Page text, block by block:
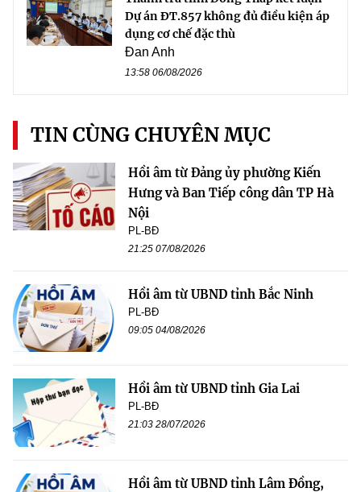
Dự án ĐT.857 không đủ điều kiện áp
dụng cơ chế đặc thù
Đan Anh
13:58 06/08/2026
TIN CÙNG CHUYÊN MỤC
Hồi âm từ Đảng ủy phường Kiến
Hưng và Ban Tiếp công dân TP Hà
Nội
PL-BĐ
21:25 07/08/2026
Hồi âm từ UBND tỉnh Bắc Ninh
PL-BĐ
09:05 04/08/2026
Hồi âm từ UBND tỉnh Gia Lai
PL-BĐ
21:03 28/07/2026
Hồi âm từ UBND tỉnh Lâm Đồng,